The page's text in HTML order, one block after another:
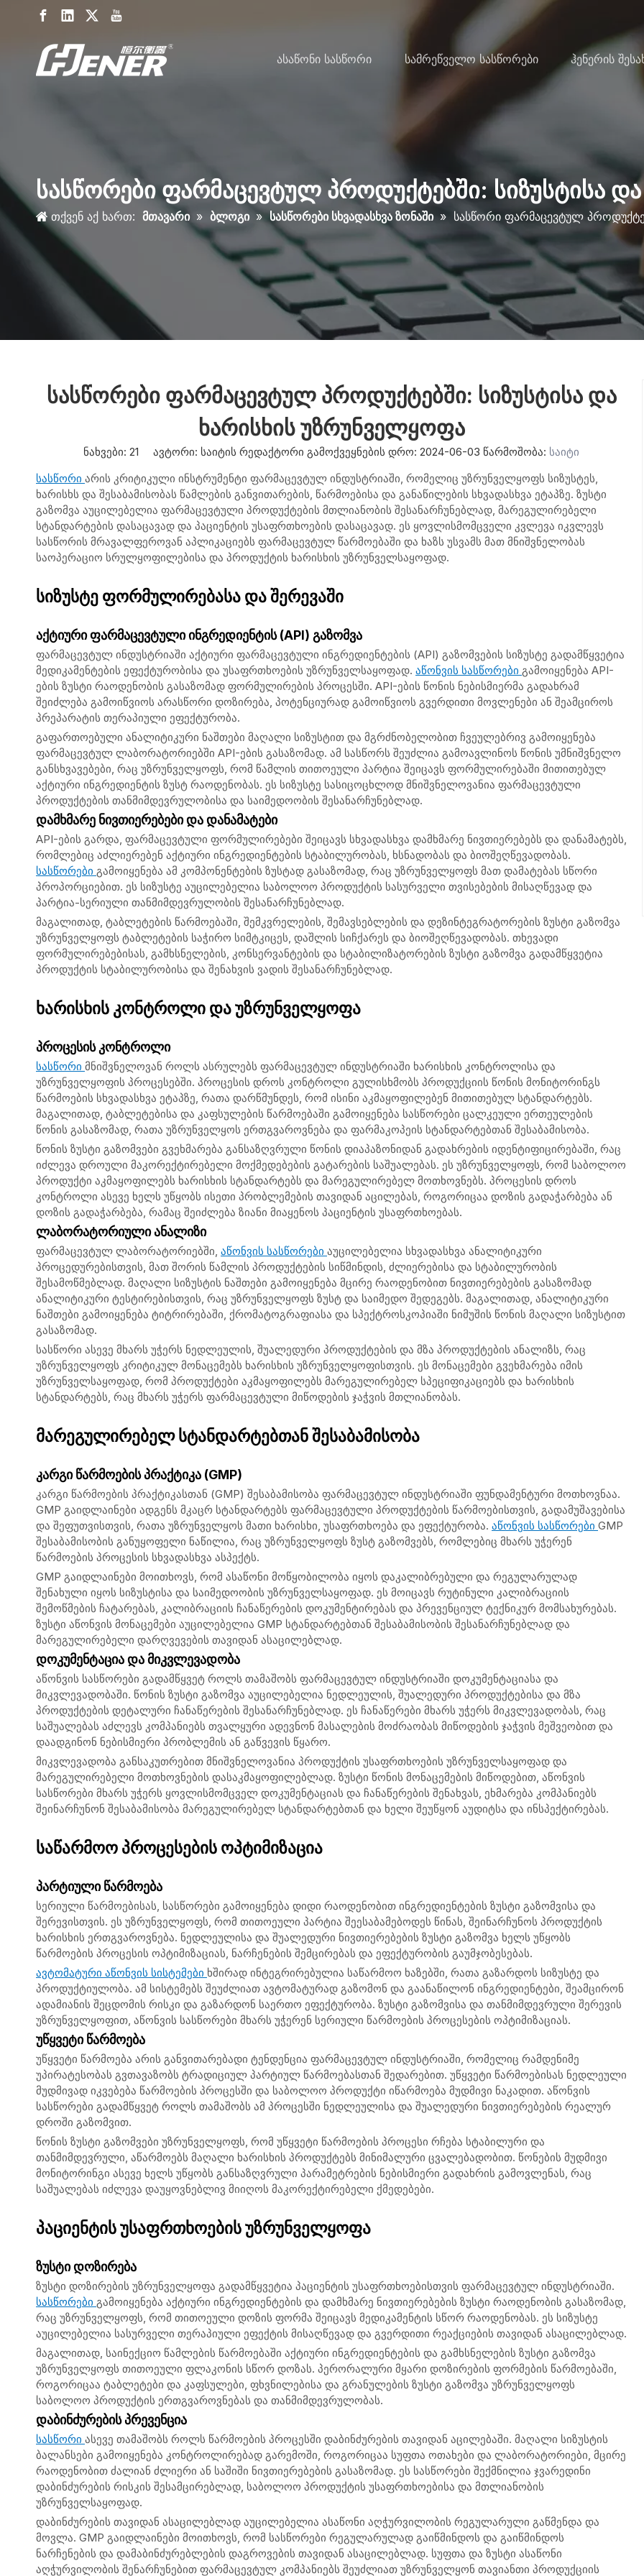
Ასაწონი Სასწორი Სამრეწველო Სასწორები Ჰენერის
სასწორები ფარმაცევტულ პროდუქტებში: სიზუსტისა
თქვენ აქ ხართ: მთავარი » ბლოგი » სასწორები სხვადასხვა ზონაში » სასწორი ფარმაცევტულ
სასწორები ფარმაცევტულ პროდუქტებში: სიზუსტისა და
ხარისხის უზრუნველყოფა
ნახვები:21 ავტორი: საიტის რედაქტორი გამოქვეყნების დრო: 2024-06-03 წარმოშობა: საიტი
სასწორი არის კრიტიკული ინსტრუმენტი ფარმაცევტულ ინდუსტრიაში, რომელიც უზრუნველყოფს სიზუსტეს,
ხარისხს და შესაბამისობას წამლების განვითარების, წარმოებისა და განაწილების სხვადასხვა ეტაპზე. ზუსტი
გაზომვა აუცილებელია ფარმაცევტული პროდუქტების მთლიანობის შესანარჩუნებლად, მარეგულირებელი
სტანდარტების დასაცავად და პაციენტის უსაფრთხოების დასაცავად. ეს ყოვლისმომცველი კვლევა იკვლევს
სასწორის მრავალფეროვან აპლიკაციებს ფარმაცევტულ წარმოებაში და ხაზს უსვამს მათ მნიშვნელობას
საოპერაციო სრულყოფილებისა და პროდუქტის ხარისხის უზრუნველსაყოფად.
სიზუსტე ფორმულირებასა და შერევაში
აქტიური ფარმაცევტული ინგრედიენტის (API) გაზომვა
ფარმაცევტულ ინდუსტრიაში აქტიური ფარმაცევტული ინგრედიენტების (API) გაზომვების სიზუსტე გადამწყვეტია
მედიკამენტების ეფექტურობისა და უსაფრთხოების უზრუნველსაყოფად. აწონვის სასწორები გამოიყენება API-
ების ზუსტი რაოდენობის გასაზომად ფორმულირების პროცესში. API-ების წონის ნებისმიერმა გადახრამ
შეიძლება გამოიწვიოს არასწორი დოზირება, პოტენციურად გამოიწვიოს გვერდითი მოვლენები ან შეამციროს
პრეპარატის თერაპიული ეფექტურობა.
გაფართოებული ანალიტიკური ნაშთები მაღალი სიზუსტით და მგრძნობელობით ჩვეულებრივ გამოიყენება
ფარმაცევტულ ლაბორატორიებში API-ების გასაზომად. ამ სასწორს შეუძლია გამოავლინოს წონის უმნიშვნელო
განსხვავებები, რაც უზრუნველყოფს, რომ წამლის თითოეული პარტია შეიცავს ფორმულირებაში მითითებულ
აქტიური ინგრედიენტის ზუსტ რაოდენობას. ეს სიზუსტე სასიცოცხლოდ მნიშვნელოვანია ფარმაცევტული
პროდუქტების თანმიმდევრულობისა და საიმედოობის შესანარჩუნებლად.
დამხმარე ნივთიერებები და დანამატები
API-ების გარდა, ფარმაცევტული ფორმულირებები შეიცავს სხვადასხვა დამხმარე ნივთიერებებს და დანამატებს,
რომლებიც აძლიერებენ აქტიური ინგრედიენტების სტაბილურობას, ხსნადობას და ბიოშეღწევადობას.
სასწორები გამოიყენება ამ კომპონენტების ზუსტად გასაზომად, რაც უზრუნველყოფს მათ დამატებას სწორი
პროპორციებით. ეს სიზუსტე აუცილებელია საბოლოო პროდუქტის სასურველი თვისებების მისაღწევად და
პარტია-სერიული თანმიმდევრულობის შესანარჩუნებლად.
მაგალითად, ტაბლეტების წარმოებაში, შემკვრელების, შემავსებლების და დეზინტეგრატორების ზუსტი გაზომვა
უზრუნველყოფს ტაბლეტების საჭირო სიმტკიცეს, დაშლის სიჩქარეს და ბიოშეღწევადობას. თხევადი
ფორმულირებებისას, გამხსნელების, კონსერვანტების და სტაბილიზატორების ზუსტი გაზომვა გადამწყვეტია
პროდუქტის სტაბილურობისა და შენახვის ვადის შესანარჩუნებლად.
ხარისხის კონტროლი და უზრუნველყოფა
პროცესის კონტროლი
სასწორი მნიშვნელოვან როლს ასრულებს ფარმაცევტულ ინდუსტრიაში ხარისხის კონტროლისა და
უზრუნველყოფის პროცესებში. პროცესის დროს კონტროლი გულისხმობს პროდუქციის წონის მონიტორინგს
წარმოების სხვადასხვა ეტაპზე, რათა დარწმუნდეს, რომ ისინი აკმაყოფილებენ მითითებულ სტანდარტებს.
მაგალითად, ტაბლეტებისა და კაფსულების წარმოებაში გამოიყენება სასწორები ცალკეული ერთეულების
წონის გასაზომად, რათა უზრუნველყოს ერთგვაროვნება და ფარმაკოპეის სტანდარტებთან შესაბამისობა.
წონის ზუსტი გაზომვები გვეხმარება განსაზღვრული წონის დიაპაზონიდან გადახრების იდენტიფიცირებაში, რაც
იძლევა დროული მაკორექტირებელი მოქმედებების გატარების საშუალებას. ეს უზრუნველყოფს, რომ საბოლოო
პროდუქტი აკმაყოფილებს ხარისხის სტანდარტებს და მარეგულირებელ მოთხოვნებს. პროცესის დროს
კონტროლი ასევე ხელს უწყობს ისეთი პრობლემების თავიდან აცილებას, როგორიცაა დოზის გადაჭარბება ან
დოზის გადაჭარბება, რამაც შეიძლება ზიანი მიაყენოს პაციენტის უსაფრთხოებას.
ლაბორატორიული ანალიზი
ფარმაცევტულ ლაბორატორიებში, აწონვის სასწორები აუცილებელია სხვადასხვა ანალიტიკური
პროცედურებისთვის, მათ შორის წამლის პროდუქტების სიწმინდის, ძლიერებისა და სტაბილურობის
შესამოწმებლად. მაღალი სიზუსტის ნაშთები გამოიყენება მცირე რაოდენობით ნივთიერებების გასაზომად
ანალიტიკური ტესტირებისთვის, რაც უზრუნველყოფს ზუსტ და საიმედო შედეგებს. მაგალითად, ანალიტიკური
ნაშთები გამოიყენება ტიტრირებაში, ქრომატოგრაფიასა და სპექტროსკოპიაში ნიმუშის წონის მაღალი სიზუსტით
გასაზომად.
სასწორი ასევე მხარს უჭერს ნედლეულის, შუალედური პროდუქტების და მზა პროდუქტების ანალიზს, რაც
უზრუნველყოფს კრიტიკულ მონაცემებს ხარისხის უზრუნველყოფისთვის. ეს მონაცემები გვეხმარება იმის
უზრუნველსაყოფად, რომ პროდუქტები აკმაყოფილებს მარეგულირებელ სპეციფიკაციებს და ხარისხის
სტანდარტებს, რაც მხარს უჭერს ფარმაცევტული მიწოდების ჯაჭვის მთლიანობას.
მარეგულირებელ სტანდარტებთან შესაბამისობა
კარგი წარმოების პრაქტიკა (GMP)
კარგი წარმოების პრაქტიკასთან (GMP) შესაბამისობა ფარმაცევტულ ინდუსტრიაში ფუნდამენტური მოთხოვნაა.
GMP გაიდლაინები ადგენს მკაცრ სტანდარტებს ფარმაცევტული პროდუქტების წარმოებისთვის, გადამუშავებისა
და შეფუთვისთვის, რათა უზრუნველყოს მათი ხარისხი, უსაფრთხოება და ეფექტურობა. აწონვის სასწორები GMP
შესაბამისობის განუყოფელი ნაწილია, რაც უზრუნველყოფს ზუსტ გაზომვებს, რომლებიც მხარს უჭერენ
წარმოების პროცესის სხვადასხვა ასპექტს.
GMP გაიდლაინები მოითხოვს, რომ ასაწონი მოწყობილობა იყოს დაკალიბრებული და რეგულარულად
შენახული იყოს სიზუსტისა და საიმედოობის უზრუნველსაყოფად. ეს მოიცავს რუტინული კალიბრაციის
შემოწმების ჩატარებას, კალიბრაციის ჩანაწერების დოკუმენტირებას და პრევენციულ ტექნიკურ მომსახურებას.
ზუსტი აწონვის მონაცემები აუცილებელია GMP სტანდარტებთან შესაბამისობის შესანარჩუნებლად და
მარეგულირებელი დარღვევების თავიდან ასაცილებლად.
დოკუმენტაცია და მიკვლევადობა
აწონვის სასწორები გადამწყვეტ როლს თამაშობს ფარმაცევტულ ინდუსტრიაში დოკუმენტაციასა და
მიკვლევადობაში. წონის ზუსტი გაზომვა აუცილებელია ნედლეულის, შუალედური პროდუქტებისა და მზა
პროდუქტების დეტალური ჩანაწერების შესანარჩუნებლად. ეს ჩანაწერები მხარს უჭერს მიკვლევადობას, რაც
საშუალებას აძლევს კომპანიებს თვალყური ადევნონ მასალების მოძრაობას მიწოდების ჯაჭვის მეშვეობით და
დაადგინონ ნებისმიერი პრობლემის ან გაწვევის წყარო.
მიკვლევადობა განსაკუთრებით მნიშვნელოვანია პროდუქტის უსაფრთხოების უზრუნველსაყოფად და
მარეგულირებელი მოთხოვნების დასაკმაყოფილებლად. ზუსტი წონის მონაცემების მიწოდებით, აწონვის
სასწორები მხარს უჭერს ყოვლისმომცველ დოკუმენტაციას და ჩანაწერების შენახვას, ეხმარება კომპანიებს
შეინარჩუნონ შესაბამისობა მარეგულირებელ სტანდარტებთან და ხელი შეუწყონ აუდიტსა და ინსპექტირებას.
საწარმოო პროცესების ოპტიმიზაცია
პარტიული წარმოება
სერიული წარმოებისას, სასწორები გამოიყენება დიდი რაოდენობით ინგრედიენტების ზუსტი გაზომვისა და
შერევისთვის. ეს უზრუნველყოფს, რომ თითოეული პარტია შეესაბამებოდეს წინას, შეინარჩუნოს პროდუქტის
ხარისხის ერთგვაროვნება. ნედლეულისა და შუალედური ნივთიერებების ზუსტი გაზომვა ხელს უწყობს
წარმოების პროცესის ოპტიმიზაციას, ნარჩენების შემცირებას და ეფექტურობის გაუმჯობესებას.
ავტომატური აწონვის სისტემები ხშირად ინტეგრირებულია საწარმოო ხაზებში, რათა გაზარდოს სიზუსტე და
პროდუქტიულობა. ამ სისტემებს შეუძლიათ ავტომატურად გაზომონ და გაანაწილონ ინგრედიენტები, შეამცირონ
ადამიანის შეცდომის რისკი და გაზარდონ საერთო ეფექტურობა. ზუსტი გაზომვისა და თანმიმდევრული შერევის
უზრუნველყოფით, აწონვის სასწორები მხარს უჭერენ სერიული წარმოების პროცესების ოპტიმიზაციას.
უწყვეტი წარმოება
უწყვეტი წარმოება არის განვითარებადი ტენდენცია ფარმაცევტულ ინდუსტრიაში, რომელიც რამდენიმე
უპირატესობას გვთავაზობს ტრადიციულ პარტიულ წარმოებასთან შედარებით. უწყვეტი წარმოებისას ნედლეული
მუდმივად იკვებება წარმოების პროცესში და საბოლოო პროდუქტი იწარმოება მუდმივი ნაკადით. აწონვის
სასწორები გადამწყვეტ როლს თამაშობს ამ პროცესში ნედლეულისა და შუალედური ნივთიერებების რეალურ
დროში გაზომვით.
წონის ზუსტი გაზომვები უზრუნველყოფს, რომ უწყვეტი წარმოების პროცესი რჩება სტაბილური და
თანმიმდევრული, აწარმოებს მაღალი ხარისხის პროდუქტებს მინიმალური ცვალებადობით. წონების მუდმივი
მონიტორინგი ასევე ხელს უწყობს განსაზღვრული პარამეტრების ნებისმიერი გადახრის გამოვლენას, რაც
საშუალებას იძლევა დაუყოვნებლივ მიიღოს მაკორექტირებელი ქმედებები.
პაციენტის უსაფრთხოების უზრუნველყოფა
ზუსტი დოზირება
ზუსტი დოზირების უზრუნველყოფა გადამწყვეტია პაციენტის უსაფრთხოებისთვის ფარმაცევტულ ინდუსტრიაში.
სასწორები გამოიყენება აქტიური ინგრედიენტების და დამხმარე ნივთიერებების ზუსტი რაოდენობის გასაზომად,
რაც უზრუნველყოფს, რომ თითოეული დოზის ფორმა შეიცავს მედიკამენტის სწორ რაოდენობას. ეს სიზუსტე
აუცილებელია სასურველი თერაპიული ეფექტის მისაღწევად და გვერდითი რეაქციების თავიდან ასაცილებლად.
მაგალითად, საინექციო წამლების წარმოებაში აქტიური ინგრედიენტების და გამხსნელების ზუსტი გაზომვა
უზრუნველყოფს თითოეული ფლაკონის სწორ დოზას. პერორალური მყარი დოზირების ფორმების წარმოებაში,
როგორიცაა ტაბლეტები და კაფსულები, ფხვნილებისა და გრანულების ზუსტი გაზომვა უზრუნველყოფს
საბოლოო პროდუქტის ერთგვაროვნებას და თანმიმდევრულობას.
დაბინძურების პრევენცია
სასწორი ასევე თამაშობს როლს წარმოების პროცესში დაბინძურების თავიდან აცილებაში. მაღალი სიზუსტის
ბალანსები გამოიყენება კონტროლირებად გარემოში, როგორიცაა სუფთა ოთახები და ლაბორატორიები, მცირე
რაოდენობით ძალიან ძლიერი ან საშიში ნივთიერებების გასაზომად. ეს სასწორები შექმნილია ჯვარედინი
დაბინძურების რისკის შესამცირებლად, საბოლოო პროდუქტის უსაფრთხოებისა და მთლიანობის
უზრუნველსაყოფად.
დაბინძურების თავიდან ასაცილებლად აუცილებელია ასაწონი აღჭურვილობის რეგულარული გაწმენდა და
მოვლა. GMP გაიდლაინები მოითხოვს, რომ სასწორები რეგულარულად გაიწმინდოს და გაიწმინდოს
ნარჩენების და დამაბინძურებლების დაგროვების თავიდან ასაცილებლად. სუფთა და ზუსტი ასაწონი
აღჭურვილობის შენარჩუნებით ფარმაცევტულ კომპანიებს შეუძლიათ უზრუნველყონ თავიანთი პროდუქციის